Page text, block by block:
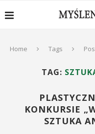
Home Tags
TAG:
KONKURSIE
SZTUKA